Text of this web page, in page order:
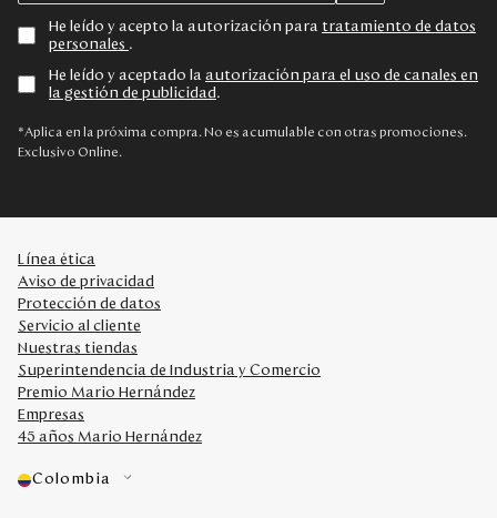
He leído y acepto la autorización para tratamiento de datos
personales .
He leído y aceptado la autorización para el uso de canales en
la gestión de publicidad .
*Aplica en la próxima compra. No es acumulable con otras promociones.
Exclusivo Online.
Línea ética
Aviso de privacidad
Protección de datos
Servicio al cliente
Nuestras tiendas
Superintendencia de Industria y Comercio
Premio Mario Hernández
Empresas
45 años Mario Hernández
Colombia